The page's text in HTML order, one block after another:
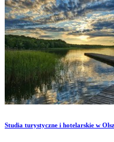
Studia turystyczne i hotelarskie w